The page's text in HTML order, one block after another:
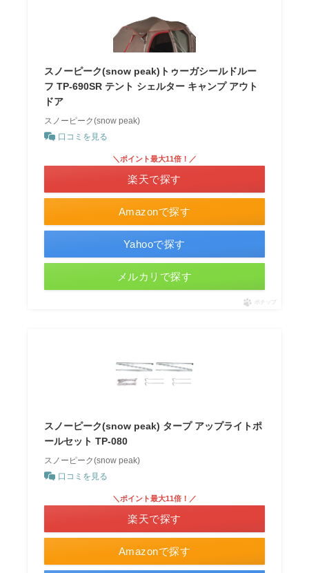
スノーピーク(snow peak)トゥーガシールドルー
フ TP-690SR テント シェルター キャンプ アウト
ドア
スノーピーク(snow peak)
口コミを見る
Amazonで探す
＼ポイント最大11倍！／
楽天で探す
Yahooで探す
メルカリで探す
ポチップ
スノーピーク(snow peak) タープ アップライトポ
ールセット TP-080
スノーピーク(snow peak)
口コミを見る
Amazonで探す
＼ポイント最大11倍！／
楽天で探す